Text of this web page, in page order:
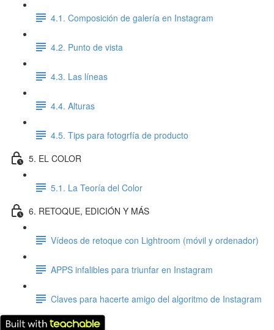
4.1. Composición de galería en Instagram
4.2. Punto de vista
4.3. Las líneas
4.4. Alturas
4.5. Tips para fotogrfía de producto
5. EL COLOR
5.1. La Teoría del Color
6. RETOQUE, EDICIÓN Y MÁS
Vídeos de retoque con Lightroom (móvil y ordenador)
APPS infalibles para triunfar en Instagram
Claves para hacerte amigo del algoritmo de Instagram